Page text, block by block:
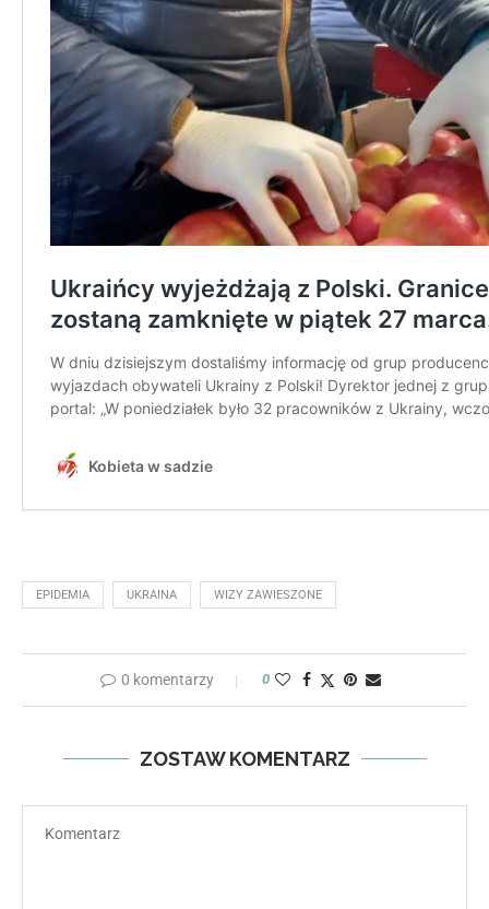
EPIDEMIA UKRAINA WIZY ZAWIESZONE
0 komentarzy 0
ZOSTAW KOMENTARZ